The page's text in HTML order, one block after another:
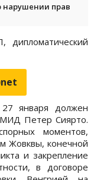
нарушении прав
января должен
МИД Петер Сиярто.
моментов,
Жовквы, конечной
и закрепление
в договоре